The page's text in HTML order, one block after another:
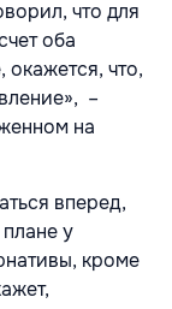
что для
оба
окажется, что,
–
на
вперед,
у
кроме